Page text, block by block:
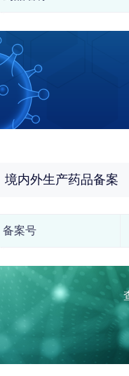
境内外生产药品备案
备案号